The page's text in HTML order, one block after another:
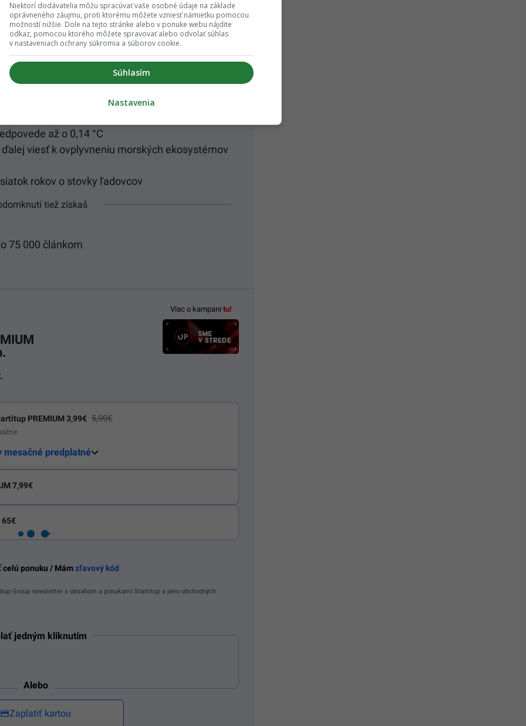
výrazne prekročené
o takmer 2 miliardy ton ľadu za 25 rokov
za znepokojujúce z jednoduchého
až o 0,14 °C
viesť k ovplyvneniu morských ekosystémov
rokov o stovky ľadovcov
tiež získaš
75 000 článkom
Viac o kampani tu!
PREMIUM 3,99€ 5,99€
mesačné predplatné
7,99€
65€
celú ponuku / Mámzľavový kód
Group newsletter s obsahom a ponukami Startitup a jeho obchodných
jedným kliknutím
Alebo
Zaplatiť kartou
Niektorí dodávatelia môžu spracúvať vaše osobné údaje na základe
oprávneného záujmu, proti ktorému môžete vzniesť námietku pomocou
možností nižšie. Dole na tejto stránke alebo v ponuke webu nájdite
odkaz, pomocou ktorého môžete spravovať alebo odvolať súhlas
v nastaveniach ochrany súkromia a súborov cookie.
Súhlasím
Nastavenia